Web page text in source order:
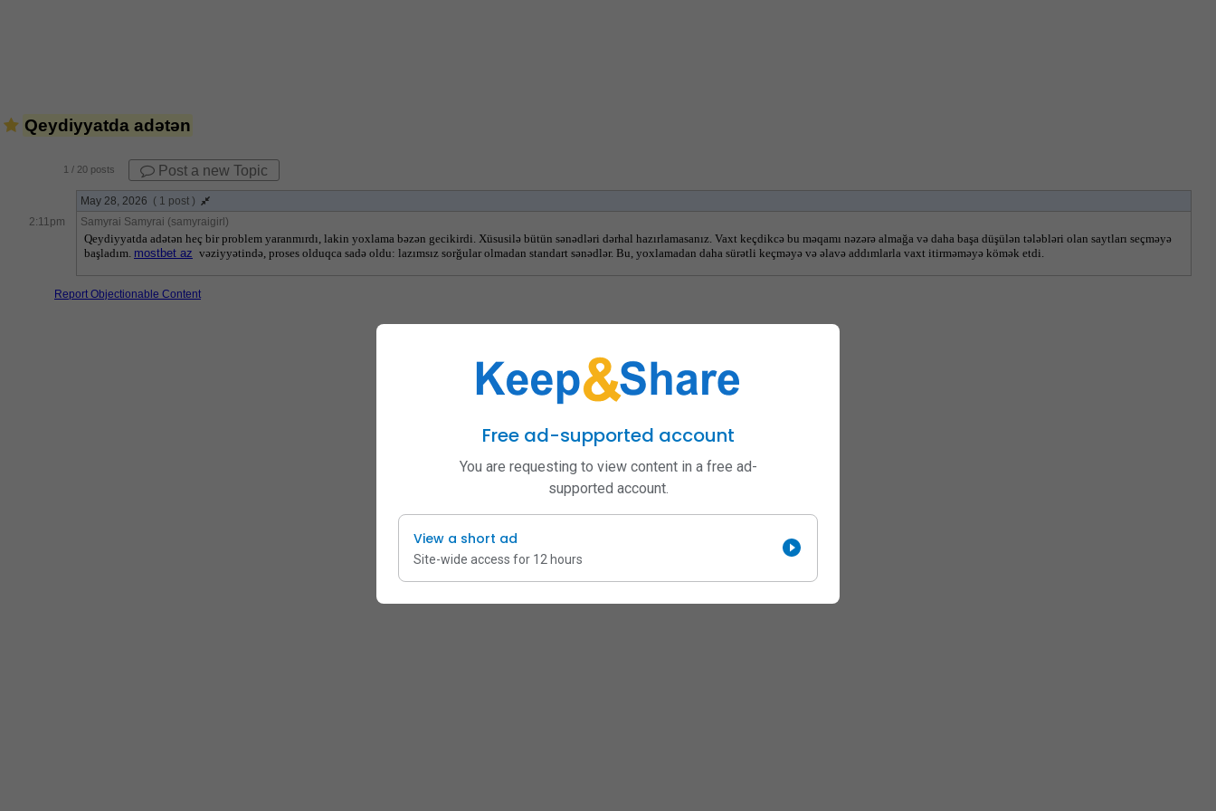
Qeydiyyatda adətən
1 / 20 posts Post a new Topic
May 28, 2026 ( 1 post )
2:11pm
Samyrai Samyrai (samyraigirl)
Qeydiyyatda adətən heç bir problem yaranmırdı, lakin yoxlama bəzən gecikirdi. Xüsusilə bütün sənədləri dərhal hazırlamasanız. Vaxt keçdikcə bu məqamı nəzərə almağa və daha başa düşülən tələbləri olan saytları seçməyə
başladım. mostbet az vəziyyətində, proses olduqca sadə oldu: lazımsız sorğular olmadan standart sənədlər. Bu, yoxlamadan daha sürətli keçməyə və əlavə addımlarla vaxt itirməməyə kömək etdi.
Report Objectionable Content
Free ad-supported account
You are requesting to view content in a free ad-
supported account.
View a short ad
Site-wide access for 12 hours